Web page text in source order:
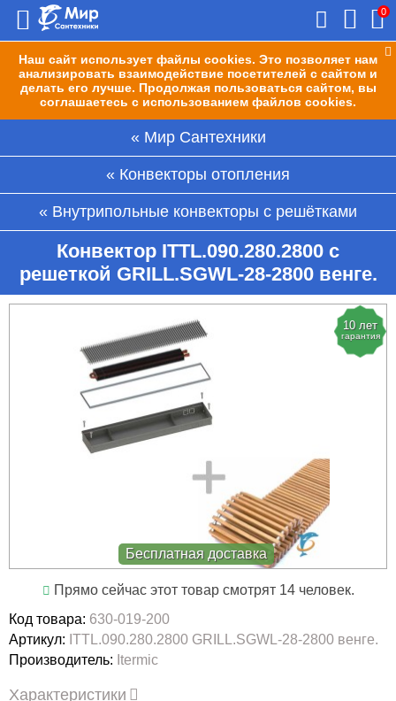
Наш сайт использует файлы cookies. Это позволяет нам
анализировать взаимодействие посетителей с сайтом и
делать его лучше. Продолжая пользоваться сайтом, вы
соглашаетесь с использованием файлов cookies.
0
Мир Сантехники
Конвекторы отопления
Внутрипольные конвекторы с решётками
Конвектор ITTL.090.280.2800 с
решеткой GRILL.SGWL-28-2800 венге.
10 лет
гарантия
Бесплатная доставка
Прямо сейчас этот товар смотрят 14 человек.
Код товара: 630-019-200
Артикул: ITTL.090.280.2800 GRILL.SGWL-28-2800 венге.
Производитель: Itermic
Характеристики